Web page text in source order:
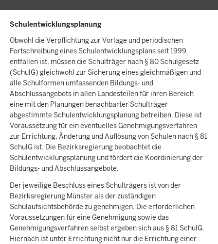
Schulentwicklungsplanung
Obwohl die Verpflichtung zur Vorlage und periodischen
Fortschreibung eines Schulentwicklungsplans seit 1999
entfallen ist, müssen die Schulträger nach § 80 Schulgesetz
(SchulG) gleichwohl zur Sicherung eines gleichmäßigen und
alle Schulformen umfassenden Bildungs- und
Abschlussangebots in allen Landesteilen für ihren Bereich
eine mit den Planungen benachbarter Schulträger
abgestimmte Schulentwicklungsplanung betreiben. Diese ist
Voraussetzung für ein eventuelles Genehmigungsverfahren
zur Errichtung, Änderung und Auflösung von Schulen nach § 81
SchulG ist. Die Bezirksregierung beobachtet die
Schulentwicklungsplanung und fördert die Koordinierung der
Bildungs- und Abschlussangebote.
Der jeweilige Beschluss eines Schulträgers ist von der
Bezirksregierung Münster als der zuständigen
Schulaufsichtsbehörde zu genehmigen. Die erforderlichen
Voraussetzungen für eine Genehmigung sowie das
Genehmigungsverfahren selbst ergeben sich aus § 81 SchulG.
Hiernach ist unter Errichtung nicht nur die Errichtung einer